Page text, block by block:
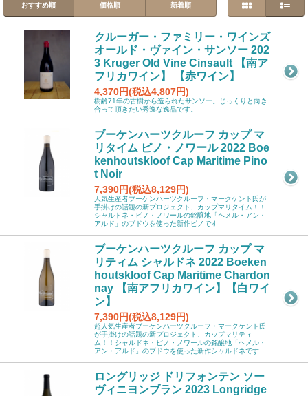
おすすめ順 価格順 新着順
クルーガー・ファミリー・ワインズ
オールド・ヴァイン・サンソー 202
3 Kruger Old Vine Cinsault 【南ア
フリカワイン】 【赤ワイン】
4,370円(税込4,807円)
樹齢71年の古樹から造られたサンソー。じっくりと向き
合って頂きたい秀逸な逸品です。
ブーケンハーツクルーフ カップ マ
リタイム ピノ・ノワール 2022 Boe
kenhoutskloof Cap Maritime Pino
t Noir
7,390円(税込8,129円)
人気生産者ブーケンハーツクルーフ・マークケント氏が
手掛けの話題の新プロジェクト、カップマリタイム！！
シャルドネ・ピノ・ノワールの銘醸地「ヘメル・アン・
アルド」のブドウを使った新作ピノです
ブーケンハーツクルーフ カップ マ
リティム シャルドネ 2022 Boeken
houtskloof Cap Maritime Chardon
nay 【南アフリカワイン】【白ワイ
ン】
7,390円(税込8,129円)
超人気生産者ブーケンハーツクルーフ・マークケント氏
が手掛けの話題の新プロジェクト、カップマリティ
ム！！シャルドネ・ピノ・ノワールの銘醸地「ヘメル・
アン・アルド」のブドウを使った新作シャルドネです
ロングリッジ ドリフォンテン ソー
ヴィニヨンブラン 2023 Longridge